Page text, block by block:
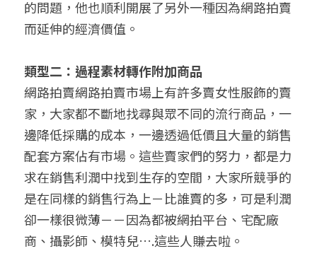
的問題，他也順利開展了另外一種因為網路拍賣
而延伸的經濟價值。
類型二：過程素材轉作附加商品
網路拍賣網路拍賣市場上有許多賣女性服飾的賣
家，大家都不斷地找尋與眾不同的流行商品，一
邊降低採購的成本，一邊透過低價且大量的銷售
配套方案佔有市場。這些賣家們的努力，都是力
求在銷售利潤中找到生存的空間，大家所競爭的
是在同樣的銷售行為上－比誰賣的多，可是利潤
卻一樣很微薄－－因為都被網拍平台、宅配廠
商、攝影師、模特兒….這些人賺去啦。